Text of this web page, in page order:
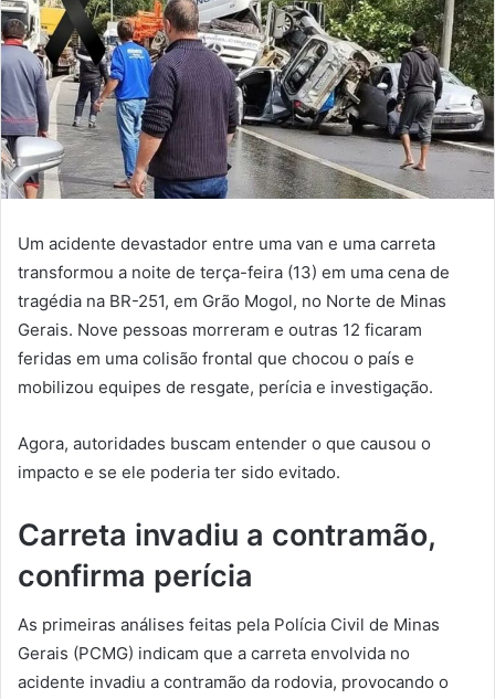
Um acidente devastador entre uma van e uma carreta
transformou a noite de terça-feira (13) em uma cena de
tragédia na BR-251, em Grão Mogol, no Norte de Minas
Gerais. Nove pessoas morreram e outras 12 ficaram
feridas em uma colisão frontal que chocou o país e
mobilizou equipes de resgate, perícia e investigação.
Agora, autoridades buscam entender o que causou o
impacto e se ele poderia ter sido evitado.
Carreta invadiu a contramão,
confirma perícia
As primeiras análises feitas pela Polícia Civil de Minas
Gerais (PCMG) indicam que a carreta envolvida no
acidente invadiu a contramão da rodovia, provocando o